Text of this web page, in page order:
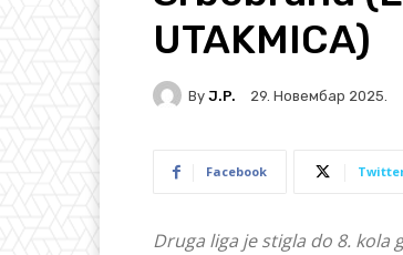
UTAKMICA)
By J.P. 29. Новембар 2025.
Facebook
Druga liga je stigla do 8.